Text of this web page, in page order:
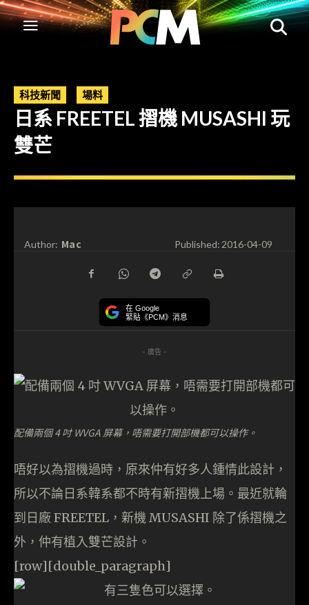
科技新聞 場料
日系 FREETEL 摺機 MUSASHI 玩
雙芒
Author: Mac Published:2016-04-09
在 Google
緊貼《PCM》消息
- 廣告 -
配備兩個 4 吋 WVGA 屏幕，唔需要打開部機都可以操作。
唔好以為摺機過時，原來仲有好多人鍾情此設計，
所以不論日系韓系都不時有新摺機上場。最近就輪
到日廠 FREETEL，新機 MUSASHI 除了係摺機之
外，仲有植入雙芒設計。
[row][double_paragraph]